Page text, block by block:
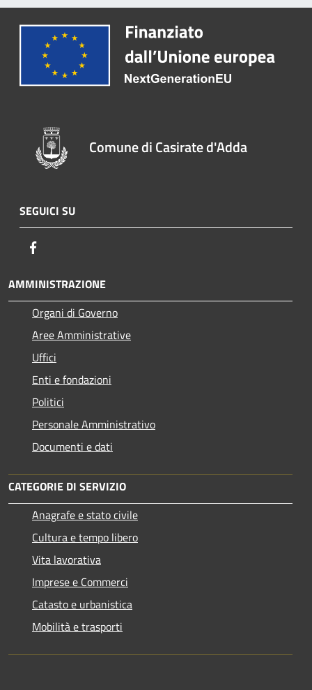
Comune di Casirate d'Adda
SEGUICI SU
AMMINISTRAZIONE
Organi di Governo
Aree Amministrative
Uffici
Enti e fondazioni
Politici
Personale Amministrativo
Documenti e dati
CATEGORIE DI SERVIZIO
Anagrafe e stato civile
Cultura e tempo libero
Vita lavorativa
Imprese e Commerci
Catasto e urbanistica
Mobilità e trasporti